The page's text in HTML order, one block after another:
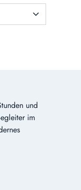
und
im